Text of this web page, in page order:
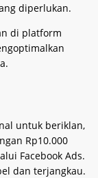
diperlukan.
di platform
untuk beriklan,
Rp10.000
Facebook Ads.
dan terjangkau.